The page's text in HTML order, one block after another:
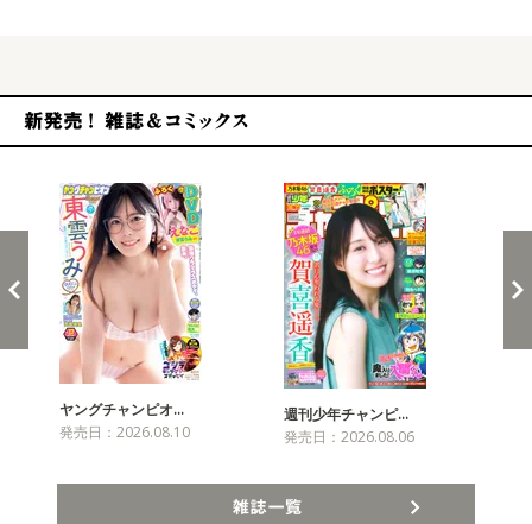
ヤングチャンピオ…
発売日：2026.08.10
週刊少年チャンピ…
発売日：2026.08.06